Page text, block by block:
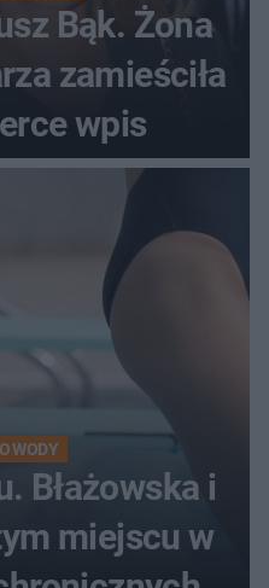
Bąk. Żona
zamieściła
wpis
WODY
Błażowska i
miejscu w